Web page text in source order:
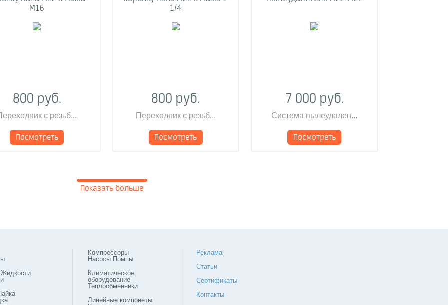
М16
800 руб.
с резьб...
Посмотреть
1/4
800 руб.
Переходник с резьб...
Посмотреть
7 000 руб.
Система пылеудален...
Посмотреть
Показать больше
Компрессоры
Насосы Помпы
Климатическое
оборудование
Теплообменники
Линейные компонеты
Реклама
Статьи
Сертификаты
Контакты